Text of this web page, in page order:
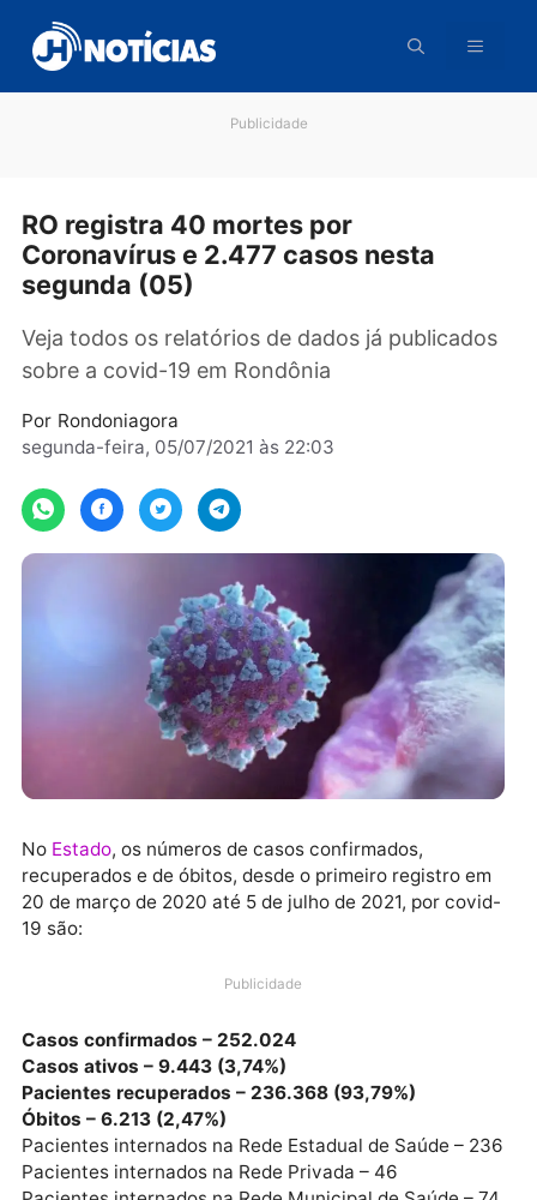
para
conteúdo
RO registra 40 mortes por
Coronavírus e 2.477 casos nesta
Veja todos os relatórios de dados já
sobre a covid-19 em Rondônia
Por
segunda-feira, 05/07/2021 às 22:03
NoEstado
recuperados e de óbitos, desde o primeiro registro
19 são:
Publicidade
Casos confirmados – 252.024
Casos ativos – 9.443 (3,74%)